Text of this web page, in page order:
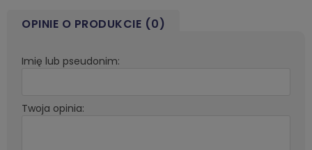
OPINIE O PRODUKCIE (0)
Imię lub pseudonim:
Twoja opinia: